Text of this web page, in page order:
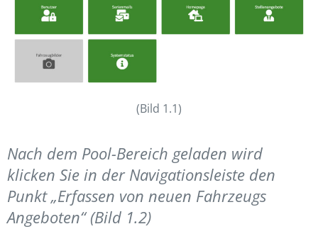
(Bild 1.1)
Nach dem Pool-Bereich geladen wird
klicken Sie in der Navigationsleiste den
Punkt „Erfassen von neuen Fahrzeugs
Angeboten“ (Bild 1.2)